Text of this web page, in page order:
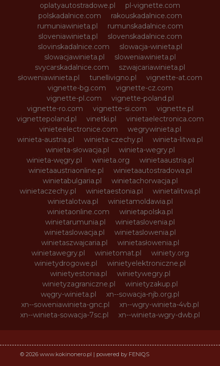
oplatyautostradowe.pl
pl-vignette.com
polskadalnice.com
rakouskadalnice.com
rumuniawinieta.pl
rumunskadalnice.com
sloveniawinieta.pl
slovenskadalnice.com
slovinskadalnice.com
slowacja-winieta.pl
slowacjawinieta.pl
sloweniawinieta.pl
svycarskadalnice.com
szwajcariawinieta.pl
słoweniawinieta.pl
tunellivigno.pl
vignette-at.com
vignette-bg.com
vignette-cz.com
vignette-pl.com
vignette-poland.pl
vignette-ro.com
vignette-si.com
vignette.pl
vignettepoland.pl
vinetki.pl
vinietaelectronica.com
vinieteelectronice.com
wegrywinieta.pl
winieta-austria.pl
winieta-czechy.pl
winieta-litwa.pl
winieta-słowacja.pl
winieta-wegry.pl
winieta-węgry.pl
winieta.org
winietaaustria.pl
winietaaustriaonline.pl
winietaautostradowa.pl
winietabulgaria.pl
winietachorwacja.pl
winietaczechy.pl
winietaestonia.pl
winietalitwa.pl
winietalotwa.pl
winietamoldawia.pl
winietaonline.com
winietapolska.pl
winietarumunia.pl
winietaslovenia.pl
winietaslowacja.pl
winietaslowenia.pl
winietaszwajcaria.pl
winietasłowenia.pl
winietawegry.pl
winietomat.pl
winiety.org
winietydrogowe.pl
winietyelektroniczne.pl
winietyestonia.pl
winietywegry.pl
winietyzagraniczne.pl
winietyzakup.pl
węgry-winieta.pl
xn--sowacja-njb.org.pl
xn--soweniawinieta-gnc.pl
xn--wgry-winieta-4vb.pl
xn--winieta-sowacja-7sc.pl
xn--winieta-wgry-dwb.pl
© 2026 www.kokinonero.pl | powered by FENIQS